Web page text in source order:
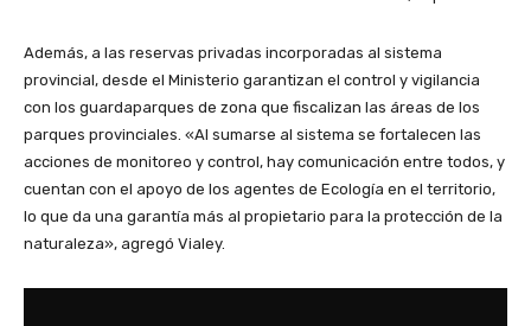
Además, a las reservas privadas incorporadas al sistema
provincial, desde el Ministerio garantizan el control y vigilancia
con los guardaparques de zona que fiscalizan las áreas de los
parques provinciales. «Al sumarse al sistema se fortalecen las
acciones de monitoreo y control, hay comunicación entre todos, y
cuentan con el apoyo de los agentes de Ecología en el territorio,
lo que da una garantía más al propietario para la protección de la
naturaleza», agregó Vialey.